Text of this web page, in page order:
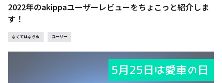
2022年のakippaユーザーレビューをちょこっと紹介しま
す！
なくてはならぬ ユーザー